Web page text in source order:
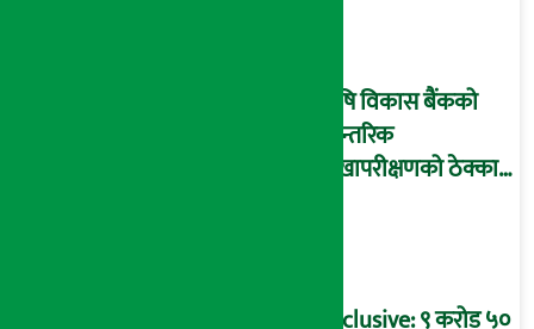
कृषि विकास बैंकको
आन्तरिक
लेखापरीक्षणको ठेक्का
आरोप !
Exclusive: ९ करोड ५०